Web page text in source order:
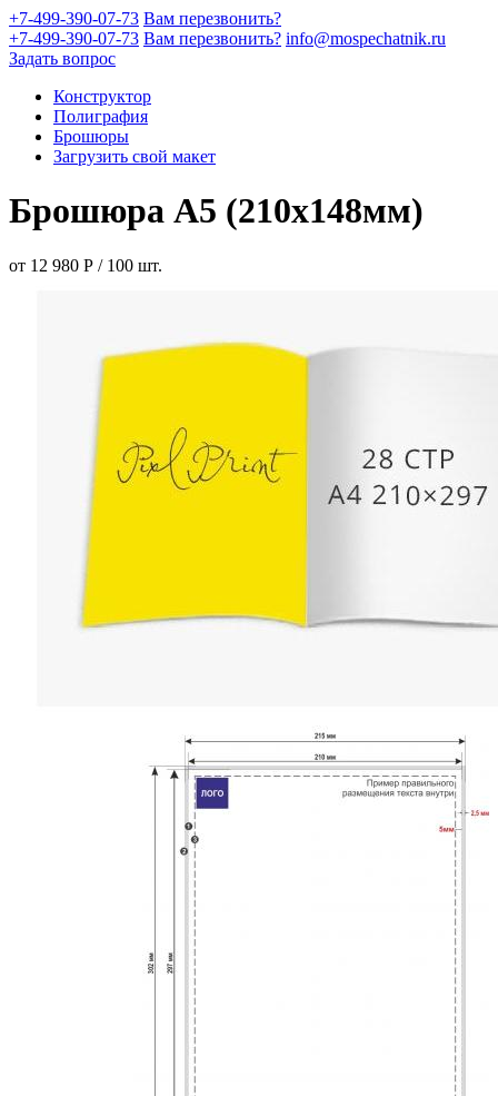
+7-499-390-07-73 Вам перезвонить?
+7-499-390-07-73 Вам перезвонить? info@mospechatnik.ru
Задать вопрос
Конструктор
Полиграфия
Брошюры
Загрузить свой макет
Брошюра А5 (210х148мм)
от 12 980 Р / 100 шт.